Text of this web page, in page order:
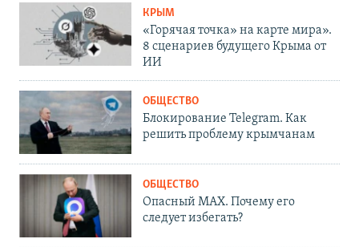
КРЫМ
«Горячая точка» на карте мира».
8 сценариев будущего Крыма от
ИИ
ОБЩЕСТВО
Блокирование Telegram. Как
решить проблему крымчанам
ОБЩЕСТВО
Опасный MAX. Почему его
следует избегать?